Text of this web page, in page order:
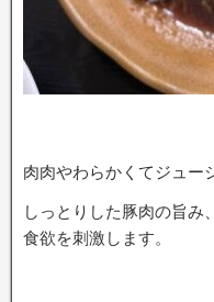
肉肉やわらかくてジュー
しっとりした豚肉の旨み
食欲を刺激します。